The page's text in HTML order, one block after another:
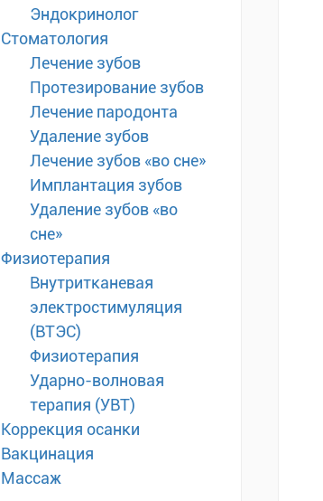
Эндокринолог
Стоматология
Лечение зубов
Протезирование зубов
Лечение пародонта
Удаление зубов
Лечение зубов «во сне»
Имплантация зубов
Удаление зубов «во
сне»
Физиотерапия
Внутритканевая
электростимуляция
(ВТЭС)
Физиотерапия
Ударно-волновая
терапия (УВТ)
Коррекция осанки
Вакцинация
Массаж